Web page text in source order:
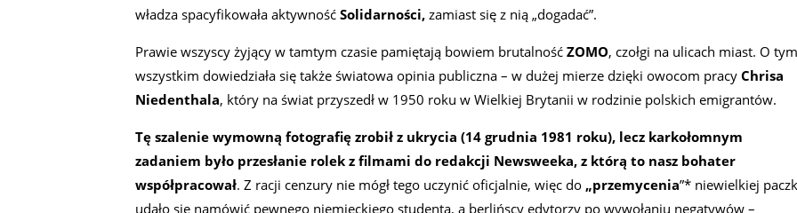
władza spacyfikowała aktywność Solidarności, zamiast się z nią „dogadać”.
Prawie wszyscy żyjący w tamtym czasie pamiętają bowiem brutalność ZOMO, czołgi na ulicach miast. O tym
wszystkim dowiedziała się także światowa opinia publiczna – w dużej mierze dzięki owocom pracy Chrisa
Niedenthala, który na świat przyszedł w 1950 roku w Wielkiej Brytanii w rodzinie polskich emigrantów.
Tę szalenie wymowną fotografię zrobił z ukrycia (14 grudnia 1981 roku), lecz karkołomnym
zadaniem było przesłanie rolek z filmami do redakcji Newsweeka, z którą to nasz bohater
współpracował. Z racji cenzury nie mógł tego uczynić oficjalnie, więc do „przemycenia”* niewielkiej
udało się namówić pewnego niemieckiego studenta, a berlińscy edytorzy po wywołaniu negatywów –